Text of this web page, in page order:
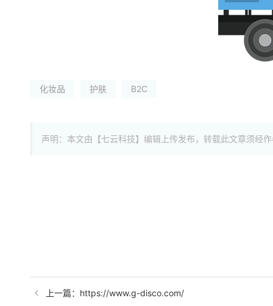
化妆品 护肤 B2C
声明：本文由【七云科技】编辑上传发布，转载此文章须经
上一篇：https://www.g-disco.com/